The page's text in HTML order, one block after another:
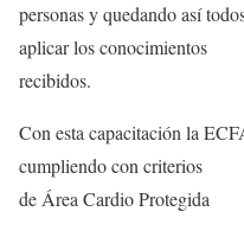
personas y quedando así
aplicar los conocimientos
recibidos.
Con esta capacitación la
cumpliendo con criterios
de Área Cardio Protegida